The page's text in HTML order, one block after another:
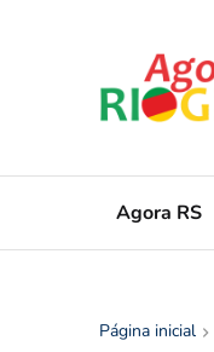
Agora RS
Página inicial